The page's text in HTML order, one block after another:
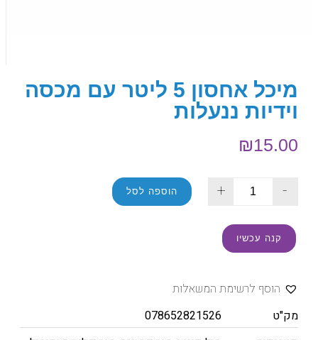
מיכל אחסון 5 ליטר עם מכסה
וידיות ננעלות
₪15.00
-
+ הוספה לסל
קנה עכשיו
הוסף לרשימת המשאלות
מק"ט
078652821526